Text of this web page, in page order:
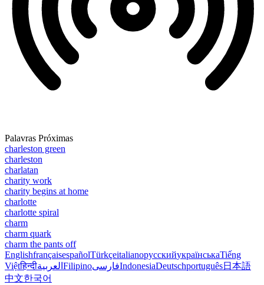
Palavras Próximas
charleston green
charleston
charlatan
charity work
charity begins at home
charlotte
charlotte spiral
charm
charm quark
charm the pants off
EnglishfrançaisespañolTürkçeitalianoрусскийукраїнськаTiếng
Việtहिन्दीالعربية FilipinoفارسیIndonesiaDeutschportuguês日本語
中文한국어